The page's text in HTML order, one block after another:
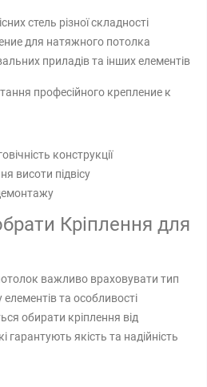
стель різної складності
для натяжного потолка
приладів та інших елементів
професійного крепление к
конструкції
висоти підвісу
Кріплення для
важливо враховувати тип
елементів та особливості
обирати кріплення від
гарантують якість та надійність